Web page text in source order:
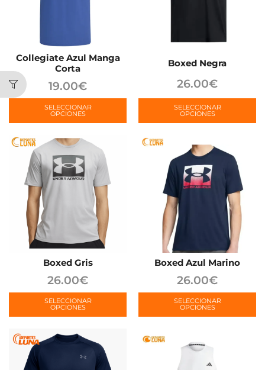
Collegiate Azul Manga
Corta
19.00€
SELECCIONAR
OPCIONES
Boxed Negra
26.00€
SELECCIONAR
OPCIONES
Boxed Gris
26.00€
SELECCIONAR
OPCIONES
Boxed Azul Marino
26.00€
SELECCIONAR
OPCIONES